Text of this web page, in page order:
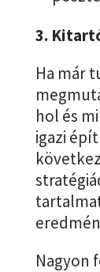
3.
Ha már
hol és
igazi
Nagyon